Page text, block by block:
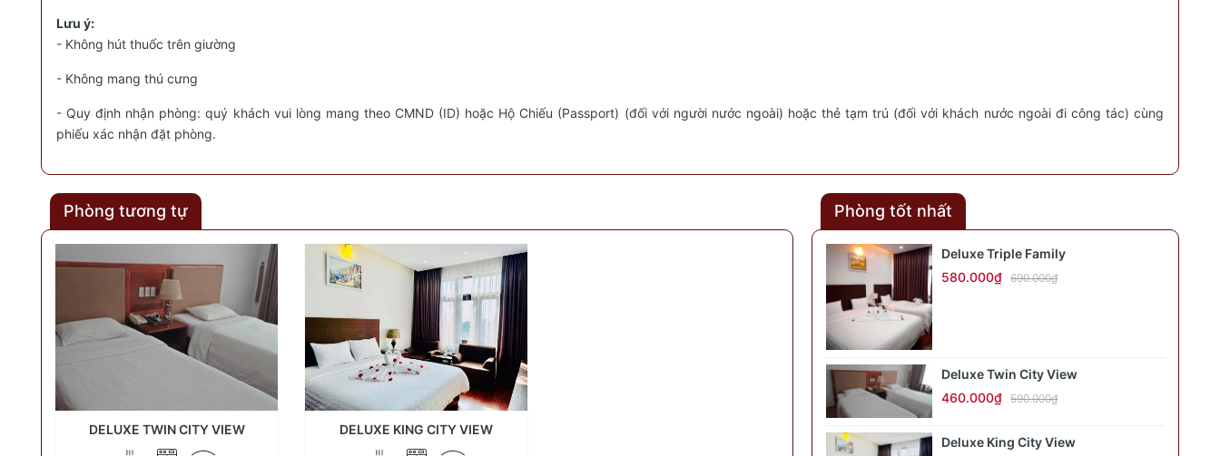
Lưu ý:
- Không hút thuốc trên giường
- Không mang thú cưng
- Quy định nhận phòng: quý khách vui lòng mang theo CMND (ID) hoặc Hộ Chiếu (Passport) (đối với người nước ngoài) hoặc thẻ tạm trú (đối với khách nước ngoài đi công tác) cùng
phiếu xác nhận đặt phòng.
Phòng tương tự
DELUXE TWIN CITY VIEW DELUXE KING CITY VIEW
Phòng tốt nhất
Deluxe Triple Family
580.000₫
690.000₫
Deluxe Twin City View
460.000₫
590.000₫
Deluxe King City View